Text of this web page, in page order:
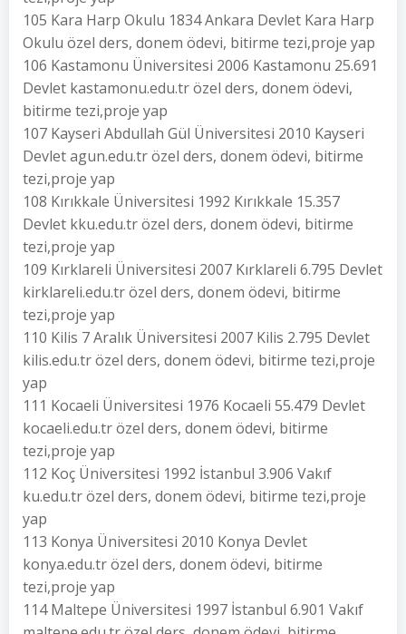
105 Kara Harp Okulu 1834 Ankara Devlet Kara Harp
Okulu özel ders, donem ödevi, bitirme tezi,proje yap
106 Kastamonu Üniversitesi 2006 Kastamonu 25.691
Devlet kastamonu.edu.tr özel ders, donem ödevi,
bitirme tezi,proje yap
107 Kayseri Abdullah Gül Üniversitesi 2010 Kayseri
Devlet agun.edu.tr özel ders, donem ödevi, bitirme
tezi,proje yap
108 Kırıkkale Üniversitesi 1992 Kırıkkale 15.357
Devlet kku.edu.tr özel ders, donem ödevi, bitirme
tezi,proje yap
109 Kırklareli Üniversitesi 2007 Kırklareli 6.795 Devlet
kirklareli.edu.tr özel ders, donem ödevi, bitirme
tezi,proje yap
110 Kilis 7 Aralık Üniversitesi 2007 Kilis 2.795 Devlet
kilis.edu.tr özel ders, donem ödevi, bitirme tezi,proje
yap
111 Kocaeli Üniversitesi 1976 Kocaeli 55.479 Devlet
kocaeli.edu.tr özel ders, donem ödevi, bitirme
tezi,proje yap
112 Koç Üniversitesi 1992 İstanbul 3.906 Vakıf
ku.edu.tr özel ders, donem ödevi, bitirme tezi,proje
yap
113 Konya Üniversitesi 2010 Konya Devlet
konya.edu.tr özel ders, donem ödevi, bitirme
tezi,proje yap
114 Maltepe Üniversitesi 1997 İstanbul 6.901 Vakıf